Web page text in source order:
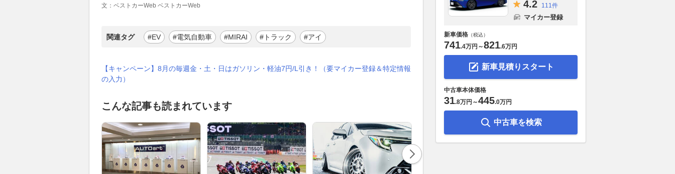
文：ベストカーWeb ベストカーWeb
関連タグ #EV #電気自動車 #MIRAI #トラック #アイ
【キャンペーン】8月の毎週金・土・日はガソリン・軽油7円/L引き！（要マイカー登録＆特定情報
の入力）
こんな記事も読まれています
4.2 111件
マイカー登録
新車価格 （税込）
741.4万円 ～821.6万円
新車見積りスタート
中古車本体価格
31.8万円 ～445.0万円
中古車を検索